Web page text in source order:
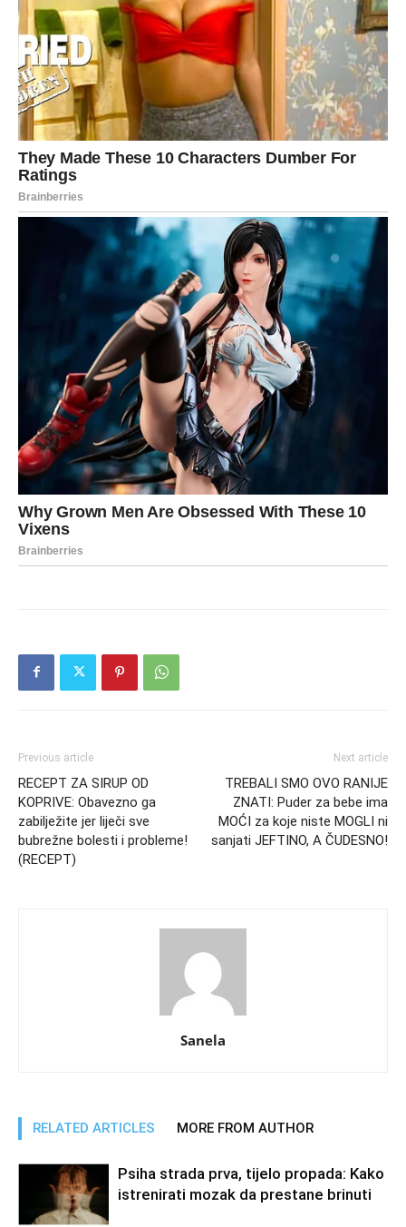
Previous article
RECEPT ZA SIRUP OD
KOPRIVE: Obavezno ga
zabilježite jer liječi sve
bubrežne bolesti i probleme!
(RECEPT)
Next article
TREBALI SMO OVO RANIJE
ZNATI: Puder za bebe ima
MOĆI za koje niste MOGLI ni
sanjati JEFTINO, A ČUDESNO!
Sanela
RELATED ARTICLES MORE FROM AUTHOR
Psiha strada prva, tijelo propada: Kako
istrenirati mozak da prestane brinuti